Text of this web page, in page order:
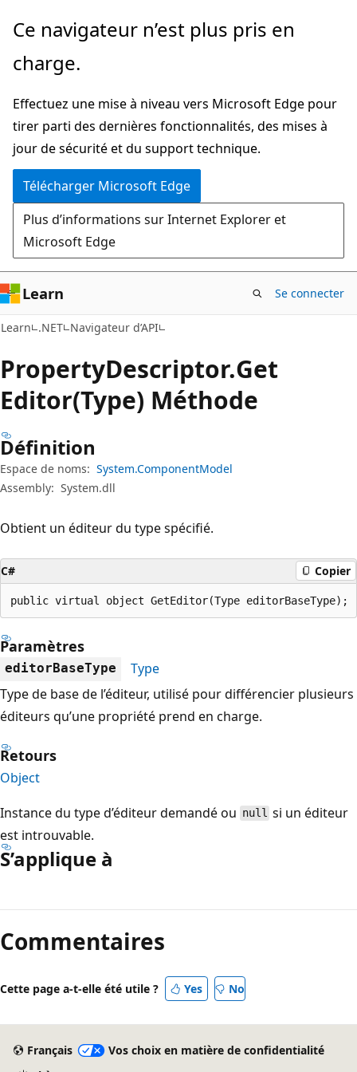
Passer
directement
au
principal
Passer
la
dans
la
page
Ce navigateur n’est plus pris en
charge.
Effectuez une mise à niveau vers Microsoft Edge pour
tirer parti des dernières fonctionnalités, des mises à
jour de sécurité et du support technique.
Télécharger Microsoft Edge
Plus d’informations sur Internet Explorer et
Microsoft Edge
Learn Se connecter
Learn .NET Navigateur d’API
PropertyDescriptor.Get
Editor(Type) Méthode
Définition
Espace de noms: System.ComponentModel
Assembly: System.dll
Obtient un éditeur du type spécifié.
C# Copier
public virtual object GetEditor(Type editorBaseType);
Paramètres
editorBaseType
Type
Type de base de l’éditeur, utilisé pour différencier plusieurs
éditeurs qu’une propriété prend en charge.
Retours
Object
Instance du type d’éditeur demandé ou null si un éditeur
est introuvable.
S’applique à
lecture
désactivé
Commentaires
Cette page a-t-elle été utile ? Yes No
Français
Vos choix en matière de confidentialité